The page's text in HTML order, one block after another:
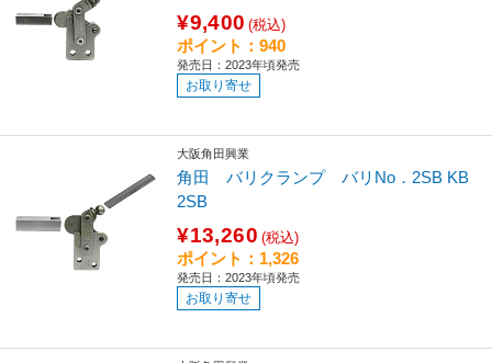
¥9,400 (税込)
ポイント：940
発売日：2023年頃発売
お取り寄せ
大阪角田興業
角田 バリクランプ バリNo．2SB KB
2SB
¥13,260 (税込)
ポイント：1,326
発売日：2023年頃発売
お取り寄せ